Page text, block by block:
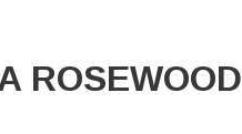
ROSEWOOD